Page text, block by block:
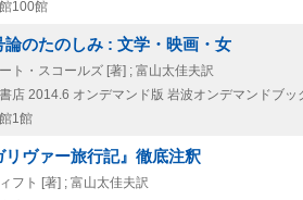
100館
論のたのしみ : 文学・映画・女
ト・スコールズ [著] ; 富山太佳夫訳
店 2014.6 オンデマンド版 岩波オンデマンドブッ
1館
リヴァー旅行記』徹底注釈
フト [著] ; 富山太佳夫訳